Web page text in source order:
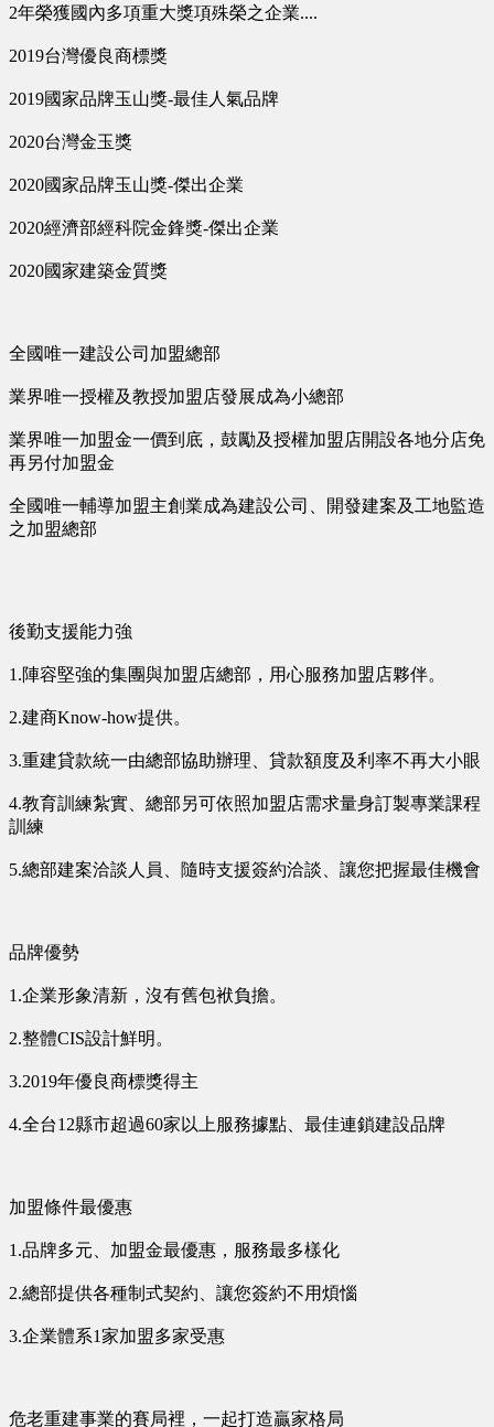
2年榮獲國內多項重大獎項殊榮之企業....
2019台灣優良商標獎
2019國家品牌玉山獎-最佳人氣品牌
2020台灣金玉獎
2020國家品牌玉山獎-傑出企業
2020經濟部經科院金鋒獎-傑出企業
2020國家建築金質獎
全國唯一建設公司加盟總部
業界唯一授權及教授加盟店發展成為小總部
業界唯一加盟金一價到底，鼓勵及授權加盟店開設各地分店免
再另付加盟金
全國唯一輔導加盟主創業成為建設公司、開發建案及工地監造
之加盟總部
後勤支援能力強
1.陣容堅強的集團與加盟店總部，用心服務加盟店夥伴。
2.建商Know-how提供。
3.重建貸款統一由總部協助辦理、貸款額度及利率不再大小眼
4.教育訓練紮實、總部另可依照加盟店需求量身訂製專業課程
訓練
5.總部建案洽談人員、隨時支援簽約洽談、讓您把握最佳機會
品牌優勢
1.企業形象清新，沒有舊包袱負擔。
2.整體CIS設計鮮明。
3.2019年優良商標獎得主
4.全台12縣市超過60家以上服務據點、最佳連鎖建設品牌
加盟條件最優惠
1.品牌多元、加盟金最優惠，服務最多樣化
2.總部提供各種制式契約、讓您簽約不用煩惱
3.企業體系1家加盟多家受惠
危老重建事業的賽局裡，一起打造贏家格局